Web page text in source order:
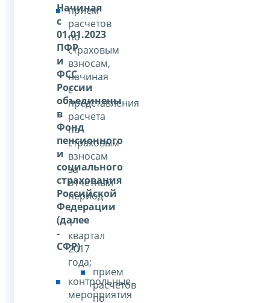
прием
расчетов
по
страховым
взносам,
начиная
с
представления
расчета
по
страховым
взносам
за
отчетный
период
-
1
квартал
2017
года;
контрольные
мероприятия
Начиная
с
01.01.2023
ПФР
и
ФСС
России
объединены
в
Фонд
пенсионного
и
социального
страхования
Российской
Федерации
(далее
-
СФР)
прием
расчетов
по